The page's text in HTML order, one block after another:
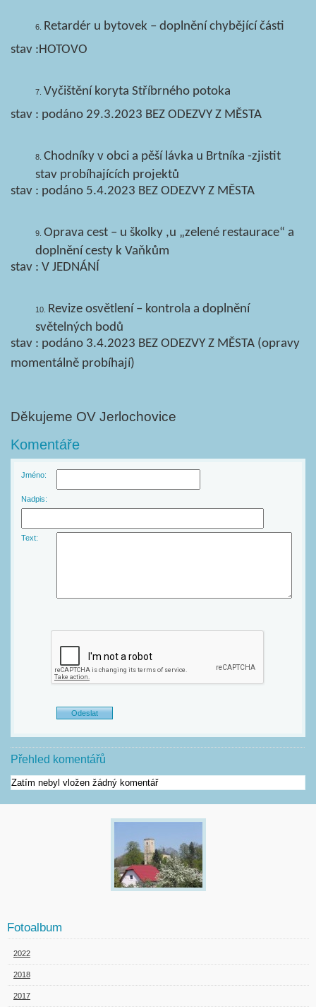
Retardér u bytovek – doplnění chybějící části
stav :HOTOVO
Vyčištění koryta Stříbrného potoka
stav : podáno 29.3.2023 BEZ ODEZVY Z MĚSTA
Chodníky v obci a pěší lávka u Brtníka -zjistit
stav probíhajících projektů
stav : podáno 5.4.2023 BEZ ODEZVY Z MĚSTA
Oprava cest – u školky ,u „zelené restaurace“ a
doplnění cesty k Vaňkům
stav : V JEDNÁNÍ
Revize osvětlení – kontrola a doplnění
světelných bodů
stav : podáno 3.4.2023 BEZ ODEZVY Z MĚSTA (opravy
momentálně probíhají)
Děkujeme OV Jerlochovice
Komentáře
Jméno:
Nadpis:
Text:
Přehled komentářů
Zatím nebyl vložen žádný komentář
Fotoalbum
2022
2018
2017